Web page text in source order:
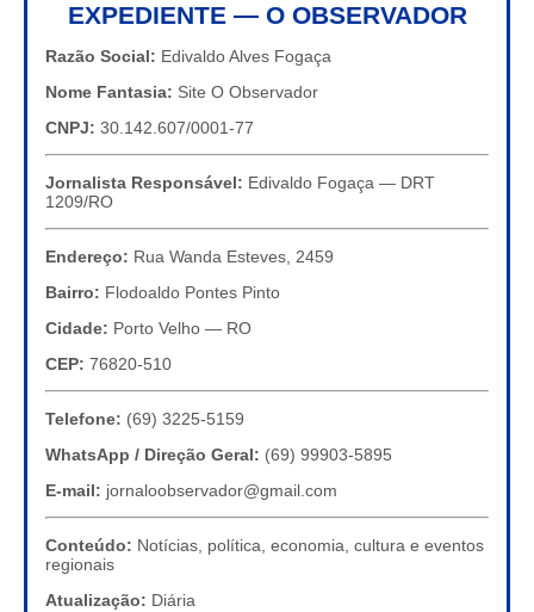
EXPEDIENTE — O OBSERVADOR
Razão Social: Edivaldo Alves Fogaça
Nome Fantasia: Site O Observador
CNPJ: 30.142.607/0001-77
Jornalista Responsável: Edivaldo Fogaça — DRT
1209/RO
Endereço: Rua Wanda Esteves, 2459
Bairro: Flodoaldo Pontes Pinto
Cidade: Porto Velho — RO
CEP: 76820-510
Telefone: (69) 3225-5159
WhatsApp / Direção Geral: (69) 99903-5895
E-mail: jornaloobservador@gmail.com
Conteúdo: Notícias, política, economia, cultura e eventos
regionais
Atualização: Diária